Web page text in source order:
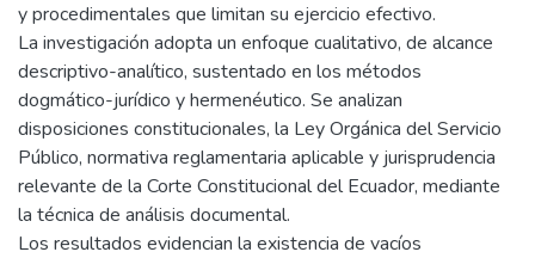
y procedimentales que limitan su ejercicio efectivo.
La investigación adopta un enfoque cualitativo, de alcance
descriptivo-analítico, sustentado en los métodos
dogmático-jurídico y hermenéutico. Se analizan
disposiciones constitucionales, la Ley Orgánica del Servicio
Público, normativa reglamentaria aplicable y jurisprudencia
relevante de la Corte Constitucional del Ecuador, mediante
la técnica de análisis documental.
Los resultados evidencian la existencia de vacíos